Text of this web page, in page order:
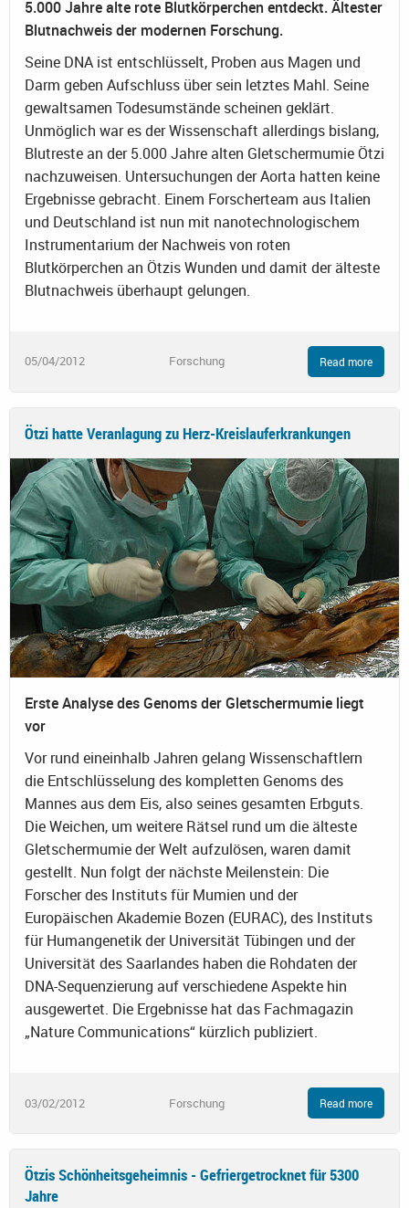
5.000 Jahre alte rote Blutkörperchen entdeckt. Ältester
Blutnachweis der modernen Forschung.
Seine DNA ist entschlüsselt, Proben aus Magen und
Darm geben Aufschluss über sein letztes Mahl. Seine
gewaltsamen Todesumstände scheinen geklärt.
Unmöglich war es der Wissenschaft allerdings bislang,
Blutreste an der 5.000 Jahre alten Gletschermumie Ötzi
nachzuweisen. Untersuchungen der Aorta hatten keine
Ergebnisse gebracht. Einem Forscherteam aus Italien
und Deutschland ist nun mit nanotechnologischem
Instrumentarium der Nachweis von roten
Blutkörperchen an Ötzis Wunden und damit der älteste
Blutnachweis überhaupt gelungen.
05/04/2012 Forschung Read more
Ötzi hatte Veranlagung zu Herz-Kreislauferkrankungen
Erste Analyse des Genoms der Gletschermumie liegt
vor
Vor rund eineinhalb Jahren gelang Wissenschaftlern
die Entschlüsselung des kompletten Genoms des
Mannes aus dem Eis, also seines gesamten Erbguts.
Die Weichen, um weitere Rätsel rund um die älteste
Gletschermumie der Welt aufzulösen, waren damit
gestellt. Nun folgt der nächste Meilenstein: Die
Forscher des Instituts für Mumien und der
Europäischen Akademie Bozen (EURAC), des Instituts
für Humangenetik der Universität Tübingen und der
Universität des Saarlandes haben die Rohdaten der
DNA-Sequenzierung auf verschiedene Aspekte hin
ausgewertet. Die Ergebnisse hat das Fachmagazin
„Nature Communications“ kürzlich publiziert.
03/02/2012 Forschung Read more
Ötzis Schönheitsgeheimnis - Gefriergetrocknet für 5300
Jahre